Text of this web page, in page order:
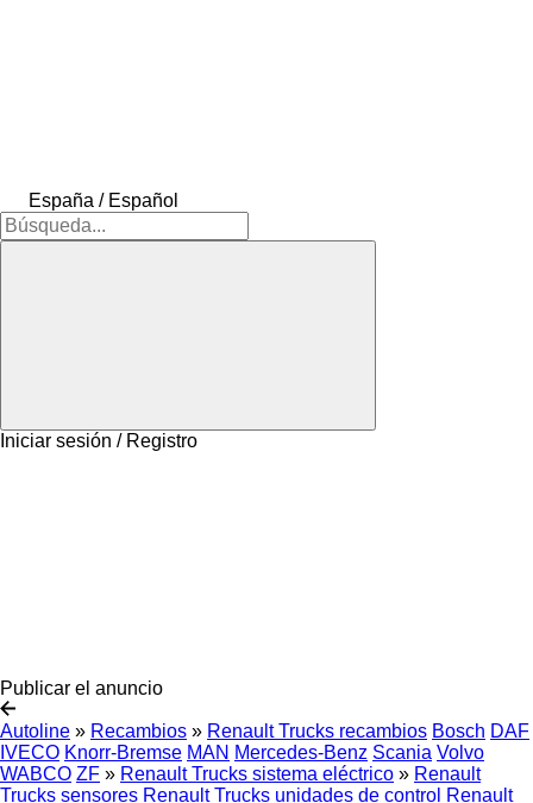
España / Español
Iniciar sesión / Registro
Publicar el anuncio
Autoline » Recambios » Renault Trucks recambios Bosch DAF
IVECO Knorr-Bremse MAN Mercedes-Benz Scania Volvo
WABCO ZF » Renault Trucks sistema eléctrico » Renault
Trucks sensores Renault Trucks unidades de control Renault